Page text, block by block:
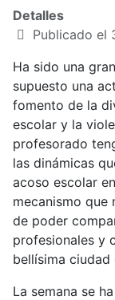
Detalles
Publicado el
Ha sido una
supuesto una
fomento de la
escolar y la
profesorado
las dinámicas
acoso escolar
mecanismo que
de poder
profesionales y
bellísima ciudad
La semana se